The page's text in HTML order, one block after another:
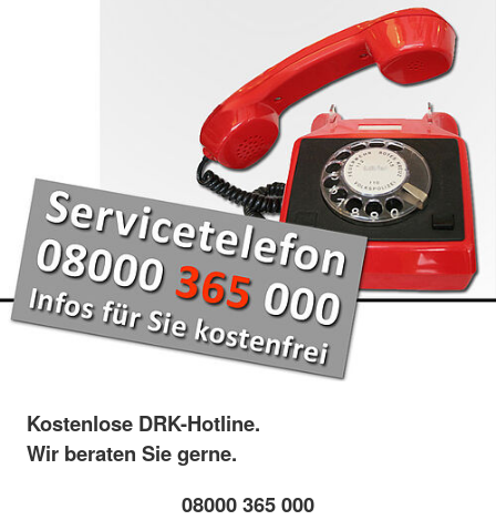
Kostenlose DRK-Hotline.
Wir beraten Sie gerne.
08000 365 000